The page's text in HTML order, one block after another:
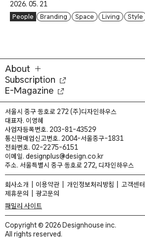
2026. 05. 21
People Branding Space Living Style
About
Subscription
E-Magazine
서울시 중구 동호로 272 (주)디자인하우스
대표자. 이영혜
사업자등록번호. 203-81-43529
통신판매업신고번호. 2004-서울중구-1831
전화번호. 02-2275-6151
이메일. designplus@design.co.kr
주소. 서울특별시 중구 동호로 272, 디자인하우스
회사소개 이용약관 개인정보처리방침 고객센터
제휴문의
광고문의
패밀리 사이트
Copyright © 2026 Designhouse inc.
All rights reserved.